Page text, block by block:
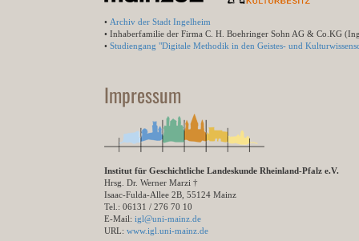
• Archiv der Stadt Ingelheim
• Inhaberfamilie der Firma C. H. Boehringer Sohn AG & Co.KG
• Studiengang "Digitale Methodik in den Geistes- und
Impressum
Institut für Geschichtliche Landeskunde Rheinland-Pfalz e.V.
Hrsg. Dr. Werner Marzi †
Isaac-Fulda-Allee 2B, 55124 Mainz
Tel.: 06131 / 276 70 10
E-Mail: igl@uni-mainz.de
URL: www.igl.uni-mainz.de